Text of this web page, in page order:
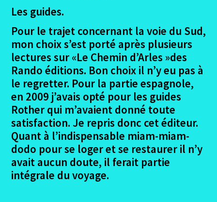
Les guides.
Pour le trajet concernant la voie du Sud,
mon choix s’est porté après plusieurs
lectures sur «Le Chemin d’Arles »des
Rando éditions. Bon choix il n’y eu pas à
le regretter. Pour la partie espagnole,
en 2009 j’avais opté pour les guides
Rother qui m’avaient donné toute
satisfaction. Je repris donc cet éditeur.
Quant à l’indispensable miam-miam-
dodo pour se loger et se restaurer il n’y
avait aucun doute, il ferait partie
intégrale du voyage.